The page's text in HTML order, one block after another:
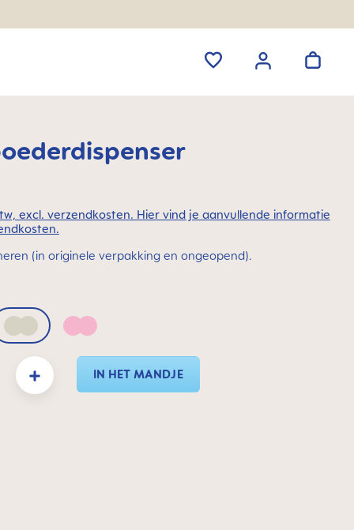
excl. verzendkosten. Hier vind je aanvullende informatie
(in originele verpakking en ongeopend).
Ivory Quartz Rose
Voer de gewenste hoeveelheid in of gebruik de knoppen om de hoeveelheid
IN HET MANDJE